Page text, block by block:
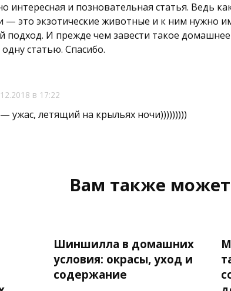
интересная и позновательная статья. Ведь
— это экзотические животные и к ним нужно
подход. И прежде чем завести такое
статью. Спасибо.
в 17:22
ужас, летящий на крыльях ночи)))))))))
Вам также может
Шиншилла в домашних
условия: окрасы, уход и
содержание